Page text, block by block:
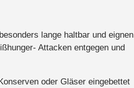
lange haltbar und eignen
Attacken entgegen und
oder Gläser eingebettet